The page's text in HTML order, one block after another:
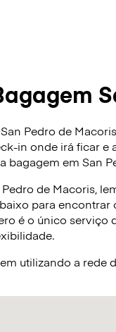
Pedro de
in onde irá ficar e
bagagem em San
de Macoris,
para
é o único
utilizando a rede